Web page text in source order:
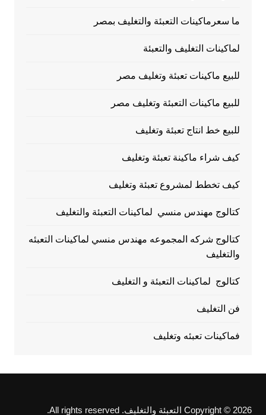
ما سعرماكينات التعبئة والتغليف بمصر
لماكينات التغليف والتعبئة
للبيع ماكينات تعبئة وتغليف مصر
للبيع ماكينات التعبئة وتغليف مصر
للبيع خط انتاج تعبئة وتغليف
كيف شراء ماكينة تعبئة وتغليف
كيف تخطط لمشروع تعبئة وتغليف
كتالوج مهندس منسي لماكينات التعبئة والتغليف
كتالوج شركه المجموعه مهندس منسي لماكينات التعبئه
والتغليف
كتالوج لماكينات التعبئة و التغليف
فن التغليف
فماكينات تعبئه وتغليف
Copyright © 2026 التعبئة والتغليف. All rights reserved.